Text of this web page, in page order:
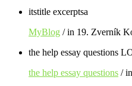
itstitle excerptsa
MyBlog / in 19. Zverník
the help essay questions
the help essay questions /